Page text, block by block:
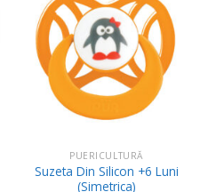
Adauga
in
Wishlist
PUERICULTURĂ
Suzeta Din Silicon +6 Luni
(Simetrica)